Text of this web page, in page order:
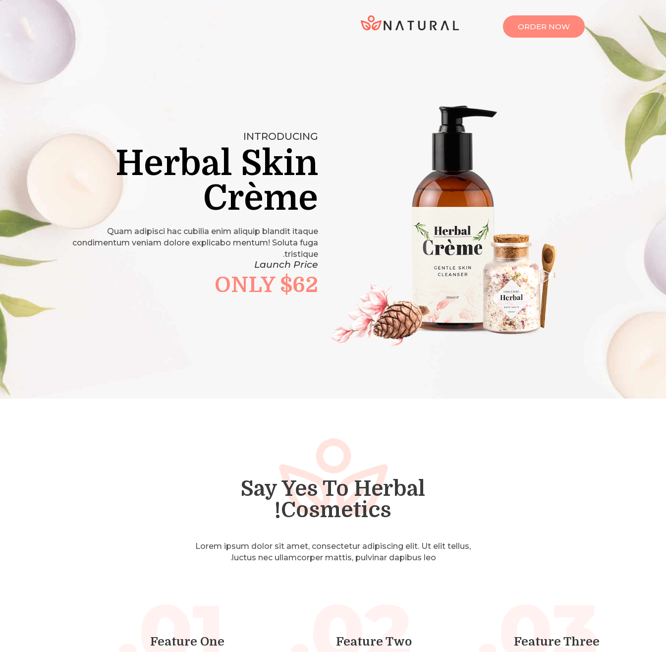
ORDER NOW
INTRODUCING
Herbal Skin
Crème
Quam adipisci hac cubilia enim aliquip blandit itaque
condimentum veniam dolore explicabo mentum! Soluta fuga
tristique.
Launch Price
$62 ONLY
Say Yes To Herbal
Cosmetics!
Lorem ipsum dolor sit amet, consectetur adipiscing elit. Ut elit tellus,
luctus nec ullamcorper mattis, pulvinar dapibus leo.
01.
Feature One 02.
Feature Two 03.
Feature Three